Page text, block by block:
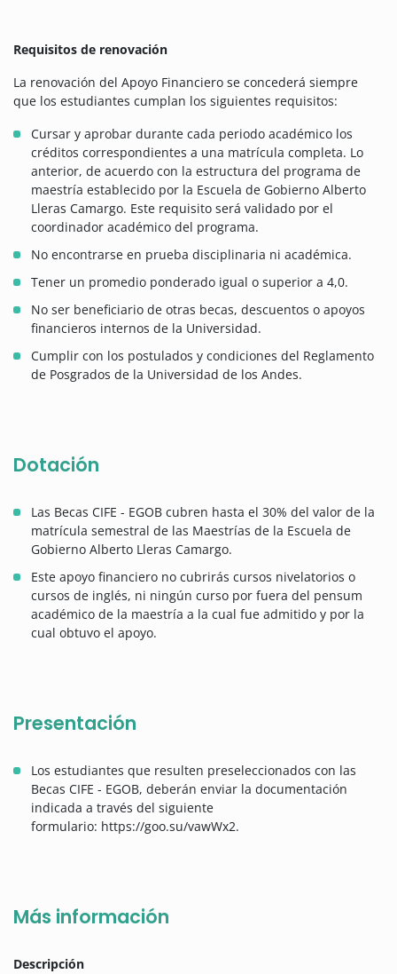
Requisitos de renovación
La renovación del Apoyo Financiero se concederá siempre
que los estudiantes cumplan los siguientes requisitos:
Cursar y aprobar durante cada periodo académico los
créditos correspondientes a una matrícula completa. Lo
anterior, de acuerdo con la estructura del programa de
maestría establecido por la Escuela de Gobierno Alberto
Lleras Camargo. Este requisito será validado por el
coordinador académico del programa.
No encontrarse en prueba disciplinaria ni académica.
Tener un promedio ponderado igual o superior a 4,0.
No ser beneficiario de otras becas, descuentos o apoyos
financieros internos de la Universidad.
Cumplir con los postulados y condiciones del Reglamento
de Posgrados de la Universidad de los Andes.
Dotación
Las Becas CIFE - EGOB cubren hasta el 30% del valor de la
matrícula semestral de las Maestrías de la Escuela de
Gobierno Alberto Lleras Camargo.
Este apoyo financiero no cubrirás cursos nivelatorios o
cursos de inglés, ni ningún curso por fuera del pensum
académico de la maestría a la cual fue admitido y por la
cual obtuvo el apoyo.
Presentación
Los estudiantes que resulten preseleccionados con las
Becas CIFE - EGOB, deberán enviar la documentación
indicada a través del siguiente
formulario: https://goo.su/vawWx2.
Más información
Descripción